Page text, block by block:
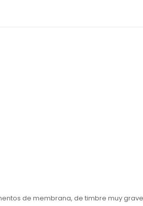
de membrana, de timbre muy